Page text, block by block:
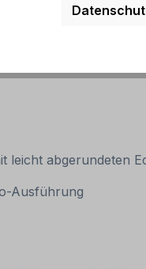
leicht abgerundeten
Ausführung